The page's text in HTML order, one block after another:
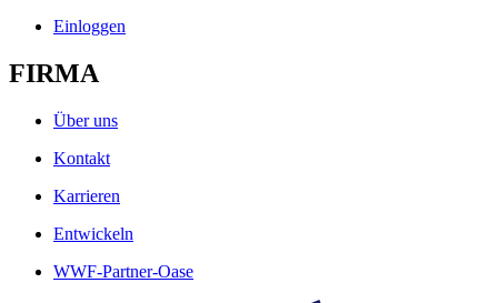
Einloggen
FIRMA
Über uns
Kontakt
Karrieren
Entwickeln
WWF-Partner-Oase